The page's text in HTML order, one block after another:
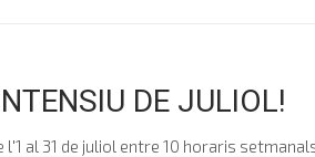
DE JULIOL!
al 31 de juliol entre 10 horaris